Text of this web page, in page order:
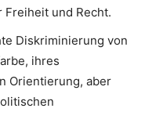
Freiheit und Recht.
Diskriminierung von
ihres
Orientierung, aber